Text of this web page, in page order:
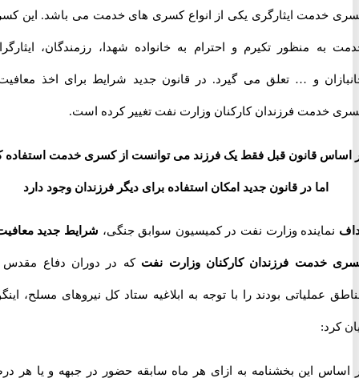
خدمت ایثارگری یکی از انواع کسری های خدمت می باشد. این کسری
منظور تکیرم و احترام به خانواده شهدا، رزمندگان، ایثارگران،
و … تعلق می گیرد. در قانون جدید شرایط برای اخذ معافیت و
فرزندان کارکنان وزارت نفت تغییر کرده است.
قانون قبل فقط یک فرزند می توانست از کسری خدمت استفاده کند
اما در قانون جدید امکان استفاده برای دیگر فرزندان وجود دارد
وزارت نفت در کمیسیون سوابق جنگی،شرایط جدید معافیت و
خدمت فرزندان کارکنان وزارت نفت که در دوران دفاع مقدس در
عملیاتی بودند را با توجه به ابلاغیه ستاد کل نیروهای مسلح، اینگونه
این بخشنامه به ازای هر ماه سابقه حضور در جبهه و یا هر درصد